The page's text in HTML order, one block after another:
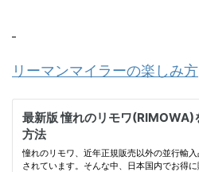
リーマンマイラーの楽しみ方